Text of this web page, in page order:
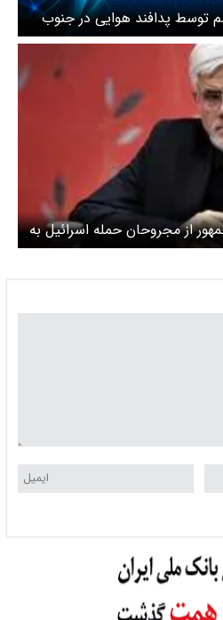
پدافند هوایی در جنوب
از مجروحان حمله اسرائیل به